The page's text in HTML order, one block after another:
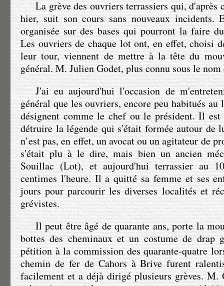
La grève des ouvriers terrassiers qui,
hier, suit son cours sans nouveaux incidents.
organisée sur des bases qui pourront la faire
Les ouvriers de chaque lot ont, en effet, choisi
leur tour, viennent de mettre à la tête du
général. M. Julien Godet, plus connu sous le
J'ai eu aujourd'hui l'occasion de
général que les ouvriers, encore peu habitués au
désignent comme le chef ou le président. Il est
détruire la légende qui s'était formée autour de
n’est pas, en effet, un avocat ou un agitateur de
s'était plu à le dire, mais bien un ancien
Souillac (Lot), et aujourd'hui terrassier au
centimes l'heure. Il a quitté sa femme et ses
jours pour parcourir les diverses localités et
grévistes.
Il peut être âgé de quarante ans, porte la
bottes des cheminaux et un costume de drap
pétition à la commission des quarante-quatre
chemin de fer de Cahors à Brive furent
facilement et a déjà dirigé plusieurs grèves.M.